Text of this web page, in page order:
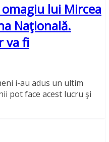
lui Mircea
Naţională.
va fi
i-au adus un ultim
pot face acest lucru şi